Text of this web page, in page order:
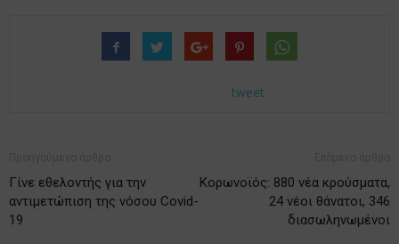
tweet
Γίνε εθελοντής για την
αντιμετώπιση της νόσου Covid-
19
Κορωνοϊός: 880 νέα κρούσματα,
24 νέοι θάνατοι, 346
διασωληνωμένοι